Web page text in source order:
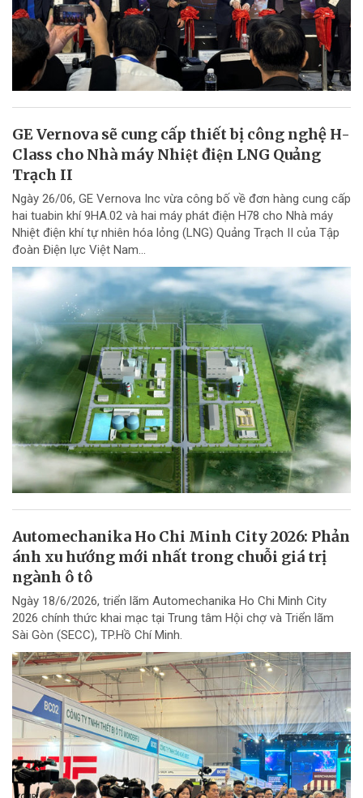
GE Vernova sẽ cung cấp thiết bị công nghệ H-
Class cho Nhà máy Nhiệt điện LNG Quảng
Trạch II
Ngày 26/06, GE Vernova Inc vừa công bố về đơn hàng cung cấp
hai tuabin khí 9HA.02 và hai máy phát điện H78 cho Nhà máy
Nhiệt điện khí tự nhiên hóa lỏng (LNG) Quảng Trạch II của Tập
đoàn Điện lực Việt Nam...
Automechanika Ho Chi Minh City 2026: Phản
ánh xu hướng mới nhất trong chuỗi giá trị
ngành ô tô
Ngày 18/6/2026, triển lãm Automechanika Ho Chi Minh City
2026 chính thức khai mạc tại Trung tâm Hội chợ và Triển lãm
Sài Gòn (SECC), TP.Hồ Chí Minh.